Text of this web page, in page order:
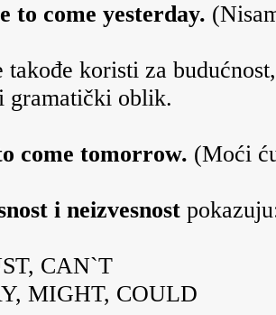
to come yesterday.
takođe koristi za
gramatički oblik.
come tomorrow. (Moći
i neizvesnost
CAN`T
MIGHT, COULD